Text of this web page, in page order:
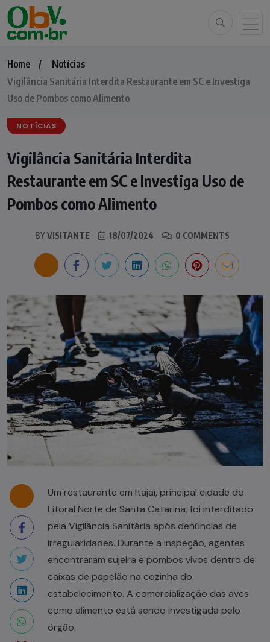
Home
Notícias
Vigilância Sanitária Interdita Restaurante em SC e Investiga
Uso de Pombos como Alimento
NOTÍCIAS
Vigilância Sanitária Interdita
Restaurante em SC e Investiga Uso de
Pombos como Alimento
BYVISITANTE 18/07/2024 0 COMMENTS
Um restaurante em Itajaí, principal cidade do
Litoral Norte de Santa Catarina, foi interditado
pela Vigilância Sanitária após denúncias de
irregularidades. Durante a inspeção, agentes
encontraram sujeira e pombos vivos dentro de
caixas de papelão na cozinha do
estabelecimento. A comercialização das aves
como alimento está sendo investigada pelo
órgão.